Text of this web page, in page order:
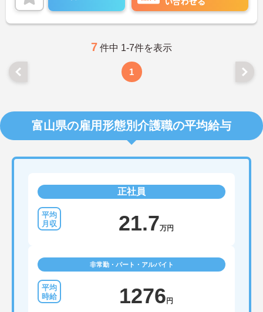
タッフの頑張りをきちんと還元！
ご興味をお持ちの方はお気軽にお問い合わせくださ
い。
7 件中 1-7件を表示
1
富山県の雇用形態別介護職の平均給与
正社員
21.7万円
非常勤・パート・アルバイト
1276 円